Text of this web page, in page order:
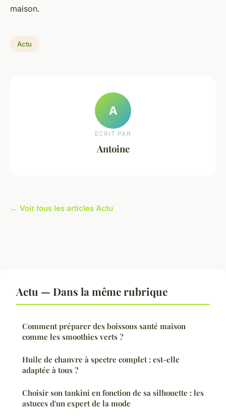
maison.
Actu
A
ECRIT PAR
Antoine
← Voir tous les articles Actu
Actu — Dans la même rubrique
Comment préparer des boissons santé maison
comme les smoothies verts ?
Huile de chanvre à spectre complet : est-elle
adaptée à tous ?
Choisir son tankini en fonction de sa silhouette : les
astuces d'un expert de la mode